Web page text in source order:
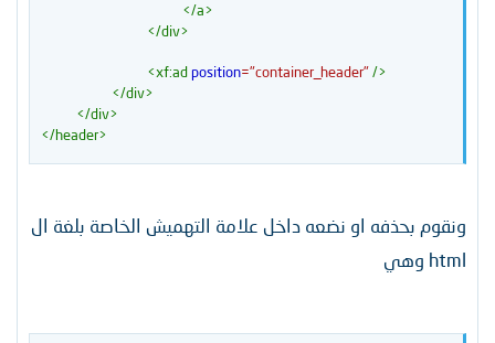
</a>
</div>
<xf:adposition="container_header"/>
</div>
</div>
</header>
ونقوم بحذفه او نضعه داخل علامة التهميش الخاصة بلغة ال
html وهي